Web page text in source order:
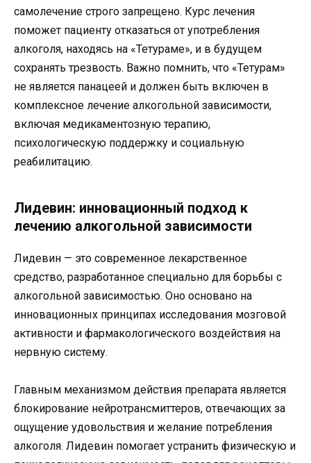
самолечение строго запрещено. Курс лечения
поможет пациенту отказаться от употребления
алкоголя, находясь на «Тетураме», и в будущем
сохранять трезвость. Важно помнить, что «Тетурам»
не является панацеей и должен быть включен в
комплексное лечение алкогольной зависимости,
включая медикаментозную терапию,
психологическую поддержку и социальную
реабилитацию.
Лидевин: инновационный подход к
лечению алкогольной зависимости
Лидевин — это современное лекарственное
средство, разработанное специально для борьбы с
алкогольной зависимостью. Оно основано на
инновационных принципах исследования мозговой
активности и фармакологического воздействия на
нервную систему.
Главным механизмом действия препарата является
блокирование нейротрансмиттеров, отвечающих за
ощущение удовольствия и желание потребления
алкоголя. Лидевин помогает устранить физическую и